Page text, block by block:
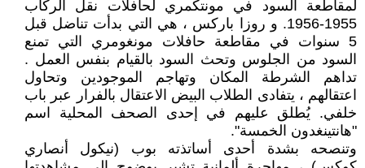
لمقاطعة السود في مونتكمري لحافلات نقل الركاب
1955-1956. و روزا باركس ، هي التي بدأت تناضل قبل
5 سنوات في مقاطعة حافلات مونغومري التي تمنع
السود من الجلوس وتحث السود بالقيام بنفس العمل .
تداهم الشرطة المكان وتهاجم الموجودين وتحاول
اعتقالهم ، يتفادى الطلاب البيض الاعتقال بالفرار عبر باب
خلفي. يُطلق عليهم في إحدى الصحف المحلية اسم
"هانتينغدون الخمسة".
وتنصحه بشدة أحدى أساتذته بوب (نيكول أنصاري